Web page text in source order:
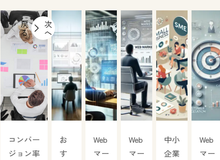
戻
る
次
へ
コンバー
ジョン率
お
す
Web
マー
Web
マー
中小
企業
Web
マー